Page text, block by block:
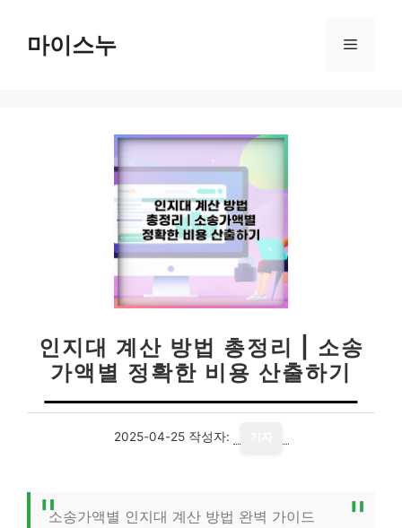
마이스누 메
인지대 계산 방법 총정리 | 소송
가액별 정확한 비용 산출하기
2025-04-25 작성자:
소송가액별 인지대 계산 방법 완벽 가이드